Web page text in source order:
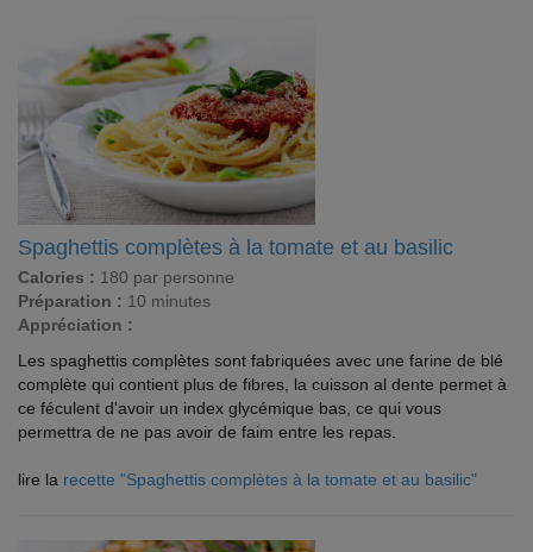
Spaghettis complètes à la tomate et au basilic
Calories : 180 par personne
Préparation : 10 minutes
Appréciation :
Les spaghettis complètes sont fabriquées avec une farine de blé
complète qui contient plus de fibres, la cuisson al dente permet à
ce féculent d'avoir un index glycémique bas, ce qui vous
permettra de ne pas avoir de faim entre les repas.
lire la recette "Spaghettis complètes à la tomate et au basilic"